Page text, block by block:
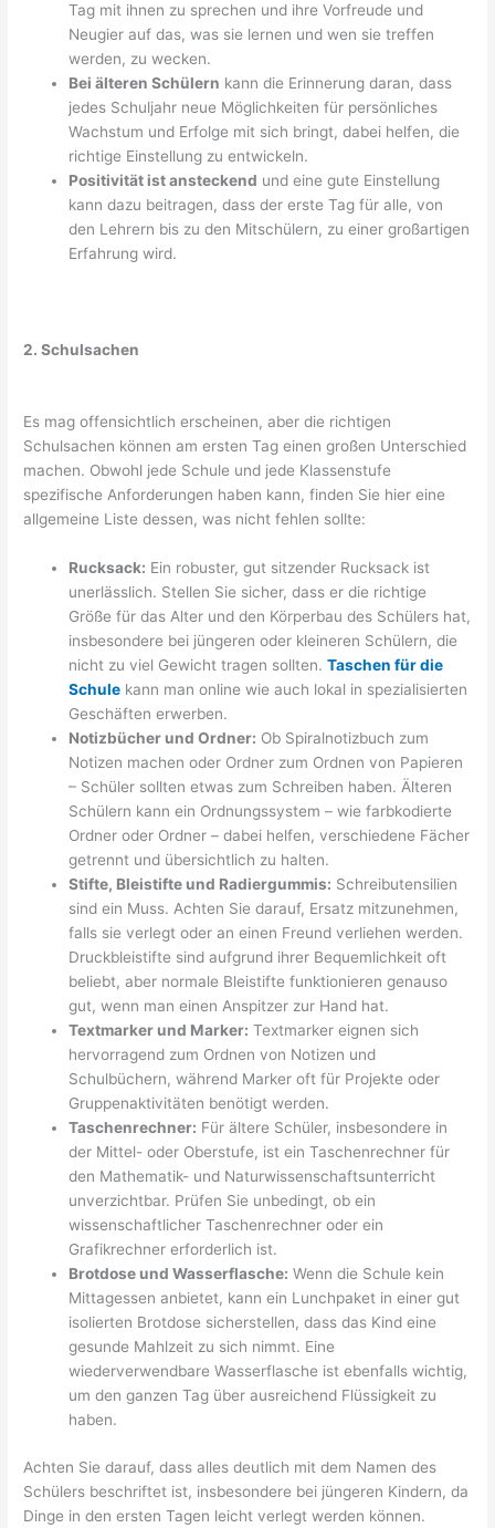
Tag mit ihnen zu sprechen und ihre Vorfreude und
Neugier auf das, was sie lernen und wen sie treffen
werden, zu wecken.
Bei älteren Schülern kann die Erinnerung daran, dass
jedes Schuljahr neue Möglichkeiten für persönliches
Wachstum und Erfolge mit sich bringt, dabei helfen, die
richtige Einstellung zu entwickeln.
Positivität ist ansteckend und eine gute Einstellung
kann dazu beitragen, dass der erste Tag für alle, von
den Lehrern bis zu den Mitschülern, zu einer großartigen
Erfahrung wird.
2. Schulsachen
Es mag offensichtlich erscheinen, aber die richtigen
Schulsachen können am ersten Tag einen großen Unterschied
machen. Obwohl jede Schule und jede Klassenstufe
spezifische Anforderungen haben kann, finden Sie hier eine
allgemeine Liste dessen, was nicht fehlen sollte:
Rucksack: Ein robuster, gut sitzender Rucksack ist
unerlässlich. Stellen Sie sicher, dass er die richtige
Größe für das Alter und den Körperbau des Schülers hat,
insbesondere bei jüngeren oder kleineren Schülern, die
nicht zu viel Gewicht tragen sollten.Taschen für die
Schule kann man online wie auch lokal in spezialisierten
Geschäften erwerben.
Notizbücher und Ordner: Ob Spiralnotizbuch zum
Notizen machen oder Ordner zum Ordnen von Papieren
– Schüler sollten etwas zum Schreiben haben. Älteren
Schülern kann ein Ordnungssystem – wie farbkodierte
Ordner oder Ordner – dabei helfen, verschiedene Fächer
getrennt und übersichtlich zu halten.
Stifte, Bleistifte und Radiergummis: Schreibutensilien
sind ein Muss. Achten Sie darauf, Ersatz mitzunehmen,
falls sie verlegt oder an einen Freund verliehen werden.
Druckbleistifte sind aufgrund ihrer Bequemlichkeit oft
beliebt, aber normale Bleistifte funktionieren genauso
gut, wenn man einen Anspitzer zur Hand hat.
Textmarker und Marker: Textmarker eignen sich
hervorragend zum Ordnen von Notizen und
Schulbüchern, während Marker oft für Projekte oder
Gruppenaktivitäten benötigt werden.
Taschenrechner: Für ältere Schüler, insbesondere in
der Mittel- oder Oberstufe, ist ein Taschenrechner für
den Mathematik- und Naturwissenschaftsunterricht
unverzichtbar. Prüfen Sie unbedingt, ob ein
wissenschaftlicher Taschenrechner oder ein
Grafikrechner erforderlich ist.
Brotdose und Wasserflasche: Wenn die Schule kein
Mittagessen anbietet, kann ein Lunchpaket in einer gut
isolierten Brotdose sicherstellen, dass das Kind eine
gesunde Mahlzeit zu sich nimmt. Eine
wiederverwendbare Wasserflasche ist ebenfalls wichtig,
um den ganzen Tag über ausreichend Flüssigkeit zu
haben.
Achten Sie darauf, dass alles deutlich mit dem Namen des
Schülers beschriftet ist, insbesondere bei jüngeren Kindern, da
Dinge in den ersten Tagen leicht verlegt werden können.